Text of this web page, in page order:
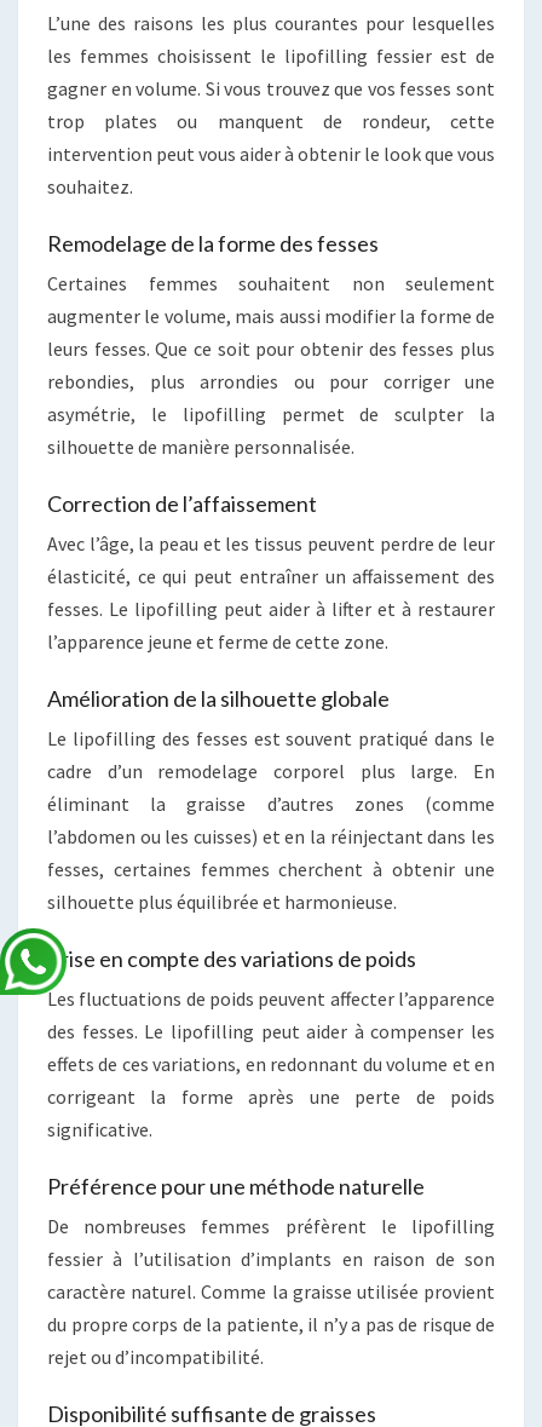
L’une des raisons les plus courantes pour lesquelles
les femmes choisissent le lipofilling fessier est de
gagner en volume. Si vous trouvez que vos fesses sont
trop plates ou manquent de rondeur, cette
intervention peut vous aider à obtenir le look que vous
souhaitez.
Remodelage de la forme des fesses
Certaines femmes souhaitent non seulement
augmenter le volume, mais aussi modifier la forme de
leurs fesses. Que ce soit pour obtenir des fesses plus
rebondies, plus arrondies ou pour corriger une
asymétrie, le lipofilling permet de sculpter la
silhouette de manière personnalisée.
Correction de l’affaissement
Avec l’âge, la peau et les tissus peuvent perdre de leur
élasticité, ce qui peut entraîner un affaissement des
fesses. Le lipofilling peut aider à lifter et à restaurer
l’apparence jeune et ferme de cette zone.
Amélioration de la silhouette globale
Le lipofilling des fesses est souvent pratiqué dans le
cadre d’un remodelage corporel plus large. En
éliminant la graisse d’autres zones (comme
l’abdomen ou les cuisses) et en la réinjectant dans les
fesses, certaines femmes cherchent à obtenir une
silhouette plus équilibrée et harmonieuse.
Prise en compte des variations de poids
Les fluctuations de poids peuvent affecter l’apparence
des fesses. Le lipofilling peut aider à compenser les
effets de ces variations, en redonnant du volume et en
corrigeant la forme après une perte de poids
significative.
Préférence pour une méthode naturelle
De nombreuses femmes préfèrent le lipofilling
fessier à l’utilisation d’implants en raison de son
caractère naturel. Comme la graisse utilisée provient
du propre corps de la patiente, il n’y a pas de risque de
rejet ou d’incompatibilité.
Disponibilité suffisante de graisses